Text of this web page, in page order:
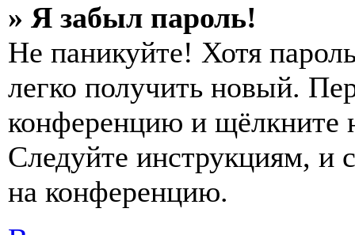
» Я забыл пароль!
Не паникуйте! Хотя
легко получить новый.
конференцию и щёлкните
Следуйте инструкциям, и
на конференцию.